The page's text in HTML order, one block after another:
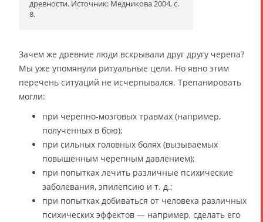
древности. Источник: Медникова 2004, с.
8.
Зачем же древние люди вскрывали друг другу черепа?
Мы уже упомянули ритуальные цели. Но явно этим
перечень ситуаций не исчерпывался. Трепанировать
могли:
при черепно-мозговых травмах (например,
полученных в бою);
при сильных головных болях (вызываемых
повышенным черепным давлением);
при попытках лечить различные психические
заболевания, эпилепсию и т. д.;
при попытках добиваться от человека различных
психических эффектов — например, сделать его